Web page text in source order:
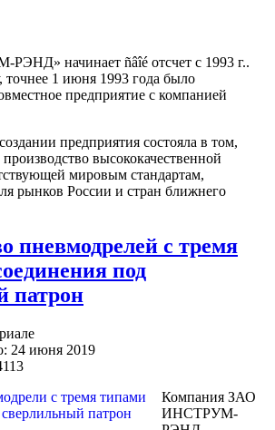
начинает ñâîé отсчет с 1993 г..
точнее 1 июня 1993 года было
предприятие с компанией
предприятия состояла в том,
высококачественной
мировым стандартам,
рынков России и стран ближнего
пневмодрелей с тремя
под
патрон
24 июня 2019
Компания ЗАО
ИНСТРУМ-